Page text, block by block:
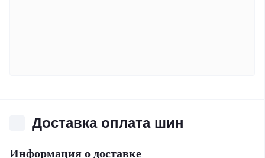
Доставка оплата шин
Информация о доставке